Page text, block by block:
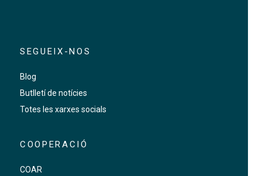
SEGUEIX-NOS
Blog
Butlletí de notícies
Totes les xarxes socials
COOPERACIÓ
COAR